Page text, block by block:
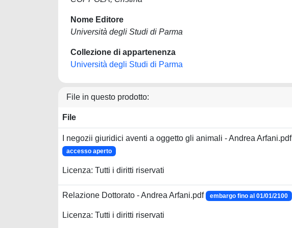
Nome Editore
Università degli Studi di Parma
Collezione di appartenenza
Università degli Studi di Parma
File in questo prodotto:
File
I negozii giuridici aventi a oggetto gli animali - Andrea Arfani.pdf
accesso aperto
Licenza: Tutti i diritti riservati
Relazione Dottorato - Andrea Arfani.pdf embargo fino al 01/01/2100
Licenza: Tutti i diritti riservati